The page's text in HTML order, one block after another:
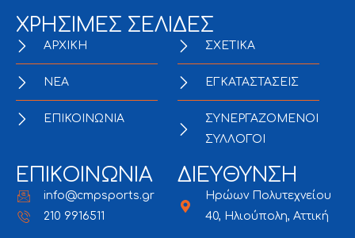
ΧΡΗΣΙΜΕΣ ΣΕΛΙΔΕΣ
ΑΡΧΙΚΗ
NEA
ΕΠΙΚΟΙΝΩΝΙΑ
ΣΧΕΤΙΚΑ
ΕΓΚΑΤΑΣΤΑΣΕΙΣ
ΣΥΝΕΡΓΑΖΟΜΕΝΟΙ
ΣΥΛΛΟΓΟΙ
ΕΠΙΚΟΙΝΩΝΙΑ
info@cmpsports.gr
210 9916511
ΔΙΕΥΘΥΝΣΗ
Ηρώων Πολυτεχνείου
40, Ηλιούπολη, Αττική